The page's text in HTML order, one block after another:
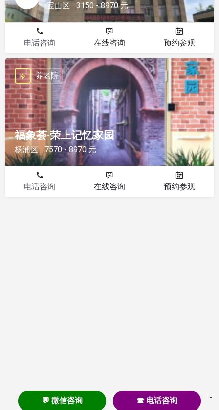
宝山区 3150 - 8970 元
电话咨询 在线咨询 预约参观
福象荟·荣上记忆家园
杨浦区 7570 - 8970 元
养老院
电话咨询 在线咨询 预约参观
💬 微信咨询 ☎ 电话咨询